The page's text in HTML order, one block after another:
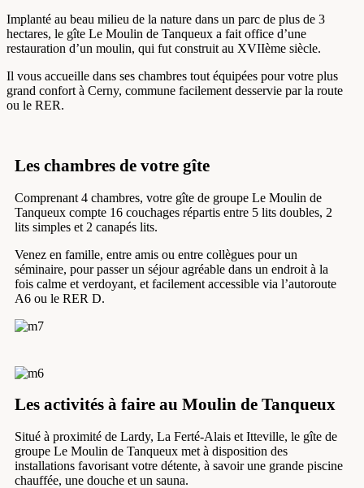
Implanté au beau milieu de la nature dans un parc de plus de 3
hectares, le gîte Le Moulin de Tanqueux a fait office d’une
restauration d’un moulin, qui fut construit au XVIIème siècle.
Il vous accueille dans ses chambres tout équipées pour votre plus
grand confort à Cerny, commune facilement desservie par la route
ou le RER.
Les chambres de votre gîte
Comprenant 4 chambres, votre gîte de groupe Le Moulin de
Tanqueux compte 16 couchages répartis entre 5 lits doubles, 2
lits simples et 2 canapés lits.
Venez en famille, entre amis ou entre collègues pour un
séminaire, pour passer un séjour agréable dans un endroit à la
fois calme et verdoyant, et facilement accessible via l’autoroute
A6 ou le RER D.
Les activités à faire au Moulin de Tanqueux
Situé à proximité de Lardy, La Ferté-Alais et Itteville, le gîte de
groupe Le Moulin de Tanqueux met à disposition des
installations favorisant votre détente, à savoir une grande piscine
chauffée, une douche et un sauna.